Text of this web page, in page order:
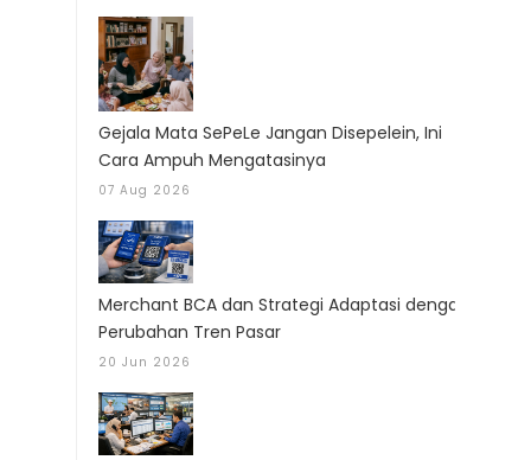
Gejala Mata SePeLe Jangan Disepelein, Ini
Cara Ampuh Mengatasinya
07 Aug 2026
Merchant BCA dan Strategi Adaptasi dengan
Perubahan Tren Pasar
20 Jun 2026